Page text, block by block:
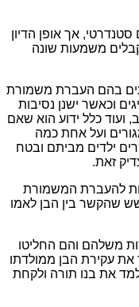
אך אופן הדיון
משמעות שונה
בהם העברת משמורת
וכאשר ישנן נסיבות
ועוד כלל ידוע הוא שאם
ועל אחת כמה
ילדים מביתם ובטח
זאת.
להעברת המשמורת
שהקשר בין הבן לאמו
משלהם והם החליטו
עקירת הבן ממולדתו
את בנו תורה ולקחת